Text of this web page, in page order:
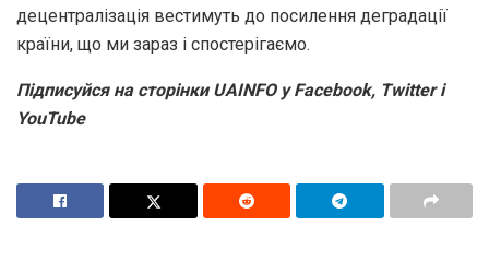
децентралізація вестимуть до посилення деградації
країни, що ми зараз і спостерігаємо.
Підписуйся на сторінки UAINFO у Facebook, Twitter і
YouTube